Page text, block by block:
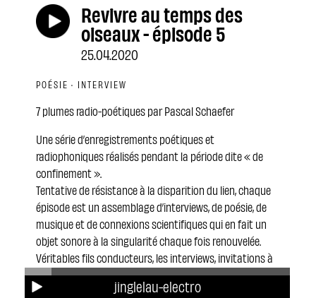
jinglelau-electro
Revivre au temps des
oiseaux - épisode 5
25.04.2020
POÉSIE · INTERVIEW
7 plumes radio-poétiques par Pascal Schaefer
Une série d’enregistrements poétiques et
radiophoniques réalisés pendant la période dite « de
confinement ».
Tentative de résistance à la disparition du lien, chaque
épisode est un assemblage d’interviews, de poésie, de
musique et de connexions scientifiques qui en fait un
objet sonore à la singularité chaque fois renouvelée.
Véritables fils conducteurs, les interviews, invitations à
se représenter soi-même en oiseau, auront constitué le
socle métaphorique, ludique et distancié à partir duquel